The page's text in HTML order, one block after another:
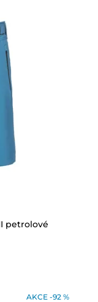
II petrolové
AKCE -92 %